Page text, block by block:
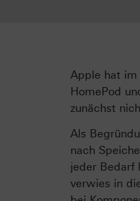
Apple hat im
HomePod
zunächst
Als
nach
jeder Bedarf
verwies in